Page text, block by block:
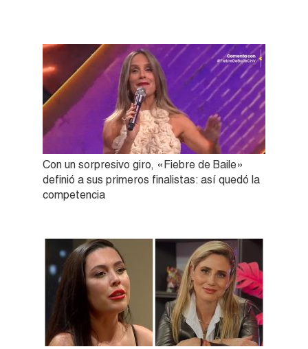
Con un sorpresivo giro, «Fiebre de Baile»
definió a sus primeros finalistas: así quedó la
competencia